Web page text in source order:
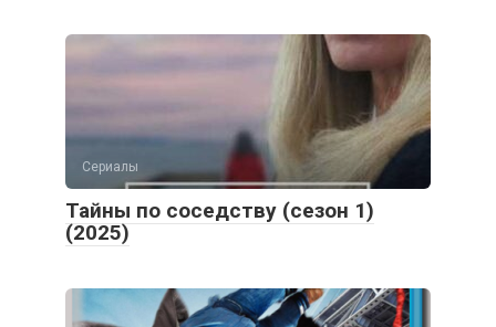
Сериалы
Тайны по соседству (сезон 1)
(2025)